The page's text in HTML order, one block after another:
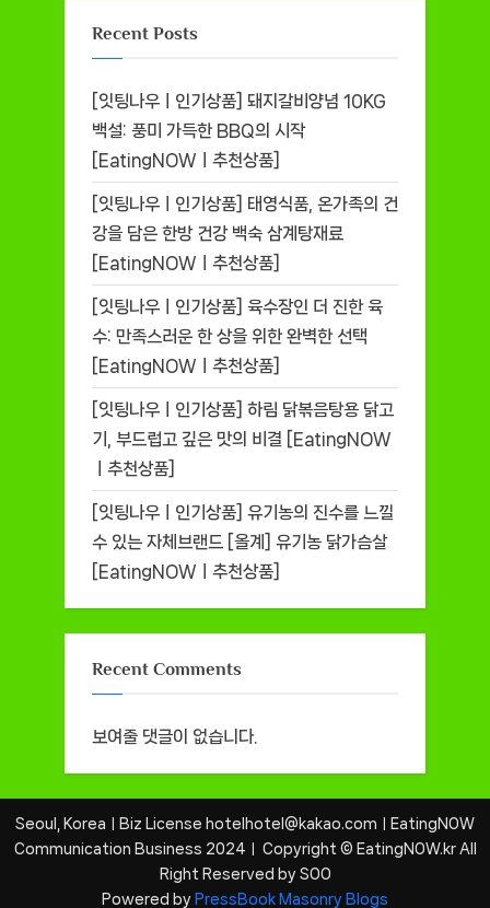
Recent Posts
[잇팅나우ㅣ인기상품] 돼지갈비양념 10KG
백설: 풍미 가득한 BBQ의 시작
[EatingNOWㅣ추천상품]
[잇팅나우ㅣ인기상품] 태영식품, 온가족의 건
강을 담은 한방 건강 백숙 삼계탕재료
[EatingNOWㅣ추천상품]
[잇팅나우ㅣ인기상품] 육수장인 더 진한 육
수: 만족스러운 한 상을 위한 완벽한 선택
[EatingNOWㅣ추천상품]
[잇팅나우ㅣ인기상품] 하림 닭볶음탕용 닭고
기, 부드럽고 깊은 맛의 비결 [EatingNOW
ㅣ추천상품]
[잇팅나우ㅣ인기상품] 유기농의 진수를 느낄
수 있는 자체브랜드 [올계] 유기농 닭가슴살
[EatingNOWㅣ추천상품]
Recent Comments
보여줄 댓글이 없습니다.
Seoul, KoreaㅣBiz License hotelhotel@kakao.comㅣEatingNOW
Communication Business 2024ㅣ Copyright © EatingNOW.kr All
Right Reserved by SOO
Powered by PressBook Masonry Blogs